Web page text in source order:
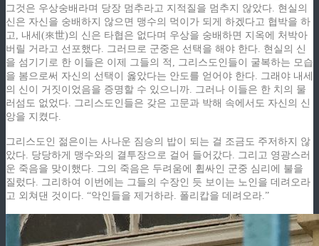
그것은 우상숭배라며 당장 멈추라고 지적질을 멈추지 않았다. 현실의
신은 자신을 숭배하지 않으면 맹수의 먹이가 되게 하겠다고 협박을 하
고, 내세(來世)의 신은 타협은 없다며 우상을 숭배하면 지옥에 처박아
버릴 거라고 선포했다. 그러므로 군중은 선택을 해야 한다. 현실의 신
을 섬기기로 한 이들은 이제 그들의 적, 그리스도인들이 굴복하는 모습
을 봄으로써 자신의 선택이 옳았다는 안도를 얻어야 한다. 그래야 내세
의 신이 거짓이었음을 증명할 수 있으니까. 그러나 이들은 한 치의 물
러섬도 없었다. 그리스도인들은 갖은 고문과 박해 속에서도 자신의 신
앙을 지켰다.
그리스도인 젊은이는 사나운 짐승의 밥이 되는 걸 조금도 주저하지 않
았다. 당당하게 맹수와의 결투장으로 걸어 들어갔다. 그리고 영광스러
운 죽음을 맞이했다. 그의 죽음은 두려움에 휩싸인 군중 심리에 불을
질렀다. 그리하여 이번에는 그들의 수장인 듯 보이는 노인을 데려오라
고 외쳐댄 것이다. “악인들을 제거하라. 폴리캅을 데려오라.”